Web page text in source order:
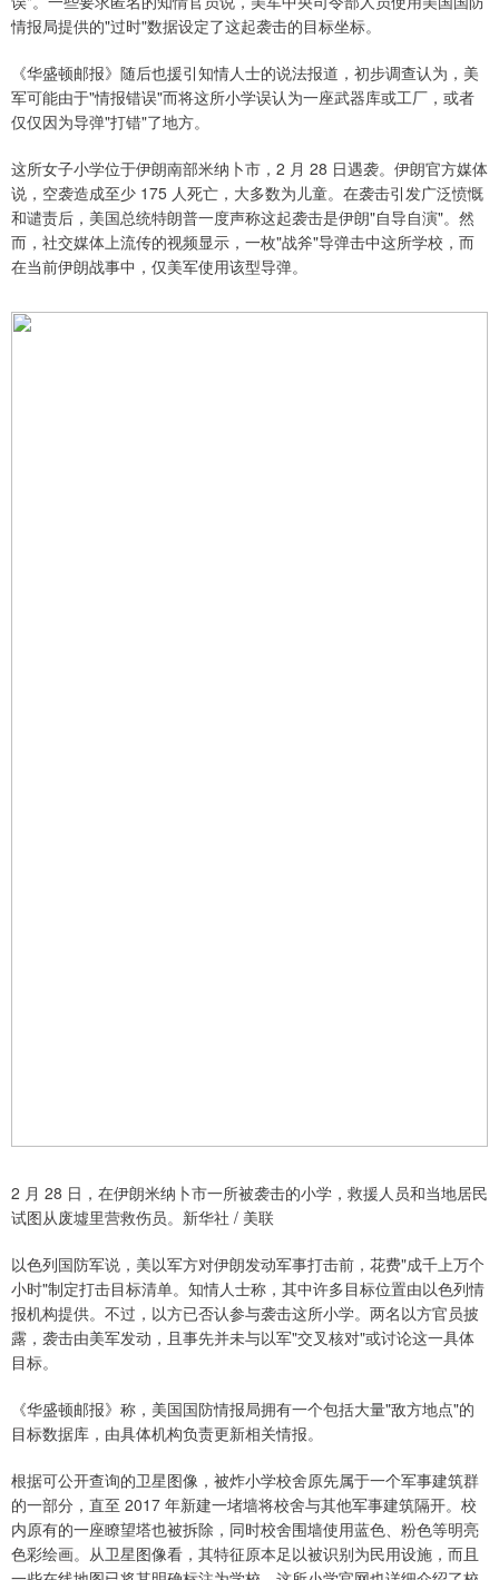
情报局提供的"过时"数据设定了这起袭击的目标坐标。
《华盛顿邮报》随后也援引知情人士的说法报道，初步调查认为，美
军可能由于"情报错误"而将这所小学误认为一座武器库或工厂，或者
仅仅因为导弹"打错"了地方。
这所女子小学位于伊朗南部米纳卜市，2 月 28 日遇袭。伊朗官方媒体
说，空袭造成至少 175 人死亡，大多数为儿童。在袭击引发广泛愤慨
和谴责后，美国总统特朗普一度声称这起袭击是伊朗"自导自演"。然
而，社交媒体上流传的视频显示，一枚"战斧"导弹击中这所学校，而
在当前伊朗战事中，仅美军使用该型导弹。
2 月 28 日，在伊朗米纳卜市一所被袭击的小学，救援人员和当地居民
试图从废墟里营救伤员。新华社 / 美联
以色列国防军说，美以军方对伊朗发动军事打击前，花费"成千上万个
小时"制定打击目标清单。知情人士称，其中许多目标位置由以色列情
报机构提供。不过，以方已否认参与袭击这所小学。两名以方官员披
露，袭击由美军发动，且事先并未与以军"交叉核对"或讨论这一具体
目标。
《华盛顿邮报》称，美国国防情报局拥有一个包括大量"敌方地点"的
目标数据库，由具体机构负责更新相关情报。
根据可公开查询的卫星图像，被炸小学校舍原先属于一个军事建筑群
的一部分，直至 2017 年新建一堵墙将校舍与其他军事建筑隔开。校
内原有的一座瞭望塔也被拆除，同时校舍围墙使用蓝色、粉色等明亮
色彩绘画。从卫星图像看，其特征原本足以被识别为民用设施，而且